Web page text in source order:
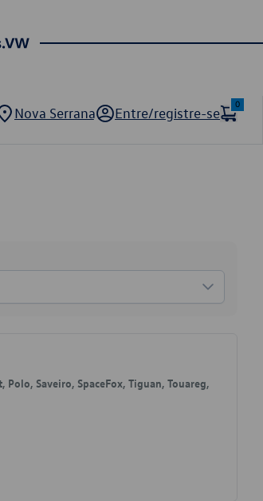
Nova Serrana Entre/registre-se
0
Saveiro, SpaceFox, Tiguan, Touareg,